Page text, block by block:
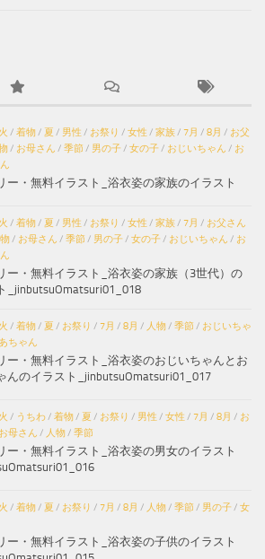
/ 着物/ 夏 / 男性 / お祭り / 女性 / 家族/ 7月 / 8月 / お父
/ お母さん / 季節/ 男の子/ 女の子/ おじいちゃん / お
ー・無料イラスト_浴衣姿の家族のイラスト
/ 着物/ 夏 / 男性 / お祭り / 女性 / 家族/ 7月 / お父さん
/ お母さん / 季節/ 男の子/ 女の子/ おじいちゃん / お
ー・無料イラスト_浴衣姿の家族（3世代）の
_jinbutsuOmatsuri01_018
/ 着物/ 夏 / お祭り / 7月 / 8月 / 人物/ 季節/ おじいちゃ
ちゃん
ー・無料イラスト_浴衣姿のおじいちゃんとお
んのイラスト_jinbutsuOmatsuri01_017
/ うちわ/ 着物/ 夏 / お祭り / 男性 / 女性 / 7月 / 8月 / お
お母さん / 人物/ 季節
ー・無料イラスト_浴衣姿の男女のイラスト
/ 着物/ 夏 / お祭り / 7月 / 8月 / 人物/ 季節/ 男の子/ 女
ー・無料イラスト_浴衣姿の子供のイラスト